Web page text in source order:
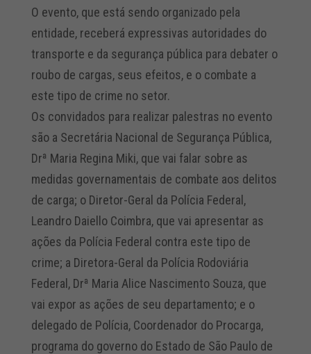
O evento, que está sendo organizado pela
entidade, receberá expressivas autoridades do
transporte e da segurança pública para debater o
roubo de cargas, seus efeitos, e o combate a
este tipo de crime no setor.
Os convidados para realizar palestras no evento
são a Secretária Nacional de Segurança Pública,
Drª Maria Regina Miki, que vai falar sobre as
medidas governamentais de combate aos delitos
de carga; o Diretor-Geral da Polícia Federal,
Leandro Daiello Coimbra, que vai apresentar as
ações da Polícia Federal contra este tipo de
crime; a Diretora-Geral da Polícia Rodoviária
Federal, Drª Maria Alice Nascimento Souza, que
vai expor as ações de seu departamento; e o
delegado de Polícia, Coordenador do Procarga,
programa do governo do Estado de São Paulo de